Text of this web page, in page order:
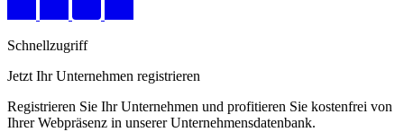
Schnellzugriff
Jetzt Ihr Unternehmen registrieren
Registrieren Sie Ihr Unternehmen und profitieren Sie kostenfrei von
Ihrer Webpräsenz in unserer Unternehmensdatenbank.